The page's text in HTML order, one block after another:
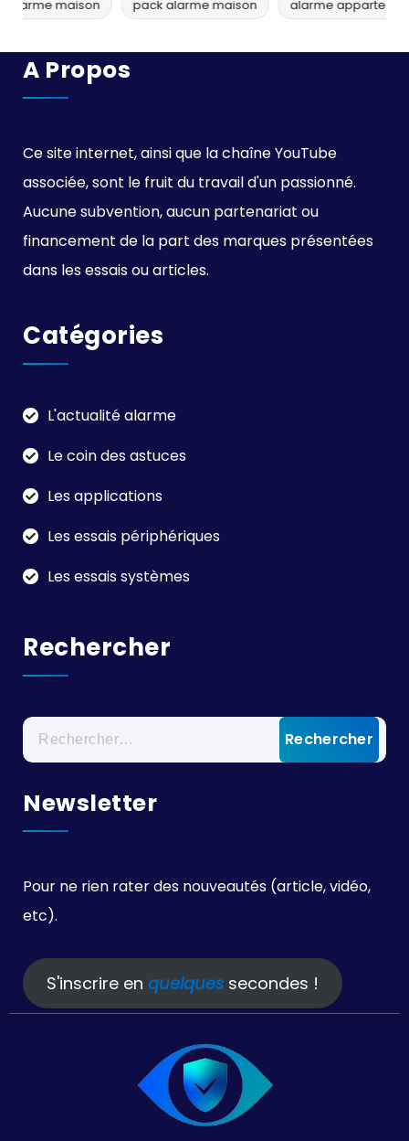
alarme appartement alarme pour particulier
A Propos
Ce site internet, ainsi que la chaîne YouTube
associée, sont le fruit du travail d'un passionné.
Aucune subvention, aucun partenariat ou
financement de la part des marques présentées
dans les essais ou articles.
Catégories
L'actualité alarme
Le coin des astuces
Les applications
Les essais périphériques
Les essais systèmes
Rechercher
Rechercher :
Newsletter
Pour ne rien rater des nouveautés (article, vidéo,
etc).
S'inscrire en quelques secondes !